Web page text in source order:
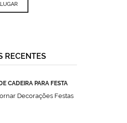
RECENTES
CADEIRA PARA FESTA
Decorações Festas